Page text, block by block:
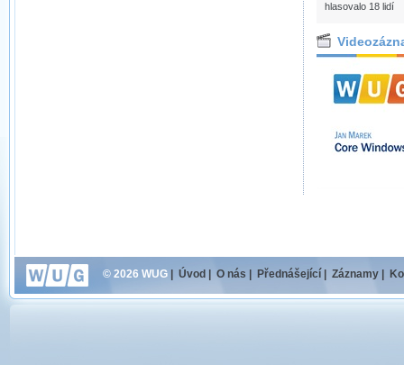
hlasovalo 18 lidí
© 2026 WUG Úvod O nás Přednášející Záznamy